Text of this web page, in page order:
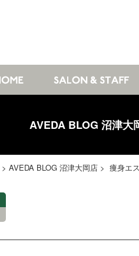
AVEDA BLOG 沼津大
> AVEDA BLOG 沼津大岡店 > 痩身エ